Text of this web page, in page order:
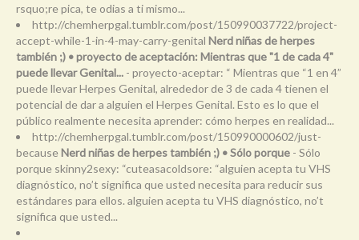
rsquo;re pica, te odias a ti mismo...
http://chemherpgal.tumblr.com/post/150990037722/project-
accept-while-1-in-4-may-carry-genital Nerd niñas de herpes
también ;) • proyecto de aceptación: Mientras que "1 de cada 4"
puede llevar Genital... - proyecto-aceptar: “ Mientras que “1 en 4”
puede llevar Herpes Genital, alrededor de 3 de cada 4 tienen el
potencial de dar a alguien el Herpes Genital. Esto es lo que el
público realmente necesita aprender: cómo herpes en realidad...
http://chemherpgal.tumblr.com/post/150990000602/just-
becauseNerd niñas de herpes también ;) • Sólo porque - Sólo
porque skinny2sexy: “cuteasacoldsore: “alguien acepta tu VHS
diagnóstico, no’t significa que usted necesita para reducir sus
estándares para ellos. alguien acepta tu VHS diagnóstico, no’t
significa que usted...